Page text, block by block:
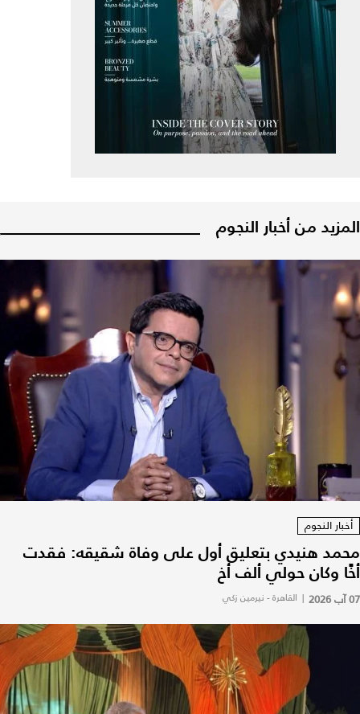
المزيد من أخبار النجوم
أخبار النجوم
محمد هنيدي بتعليق أول على وفاة شقيقه: فقدت
أخًا وكان حولي ألف أخ
07 آب 2026 | القاهرة - نيرمين زكي